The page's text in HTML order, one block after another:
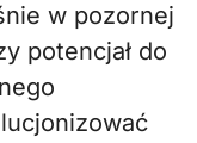
w pozornej
potencjał do